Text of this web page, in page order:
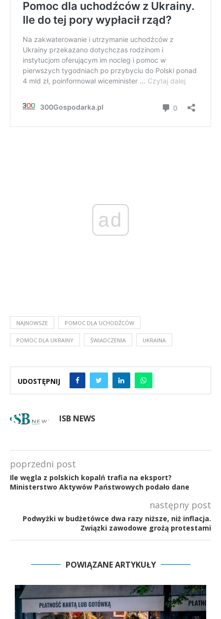
ad
NAJNOWSZE POMOC DLA UCHODŹCÓW
POMOC DLA UKRAINY ŚWIADCZENIA UKRAINA
UDOSTĘPNIJ
ISB NEWS
poprzedni post
Ile węgla z polskich kopalń trafia na eksport?
Ministerstwo Aktywów Państwowych podało dane
następny post
Podwyżki w budżetówce dwa razy niższe, niż inflacja.
Związki zawodowe grożą protestami
POWIĄZANE ARTYKUŁY